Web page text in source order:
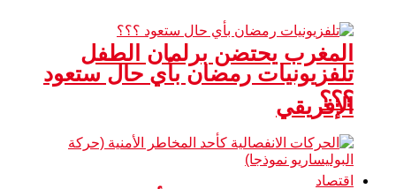
المغرب يحتضن برلمان الطفل
الإفريقي
اقتصاد
تلفزيونيات رمضان بأي حال ستعود
؟؟؟